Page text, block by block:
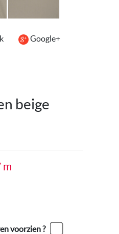
Google+
beige
m
voorzien ?